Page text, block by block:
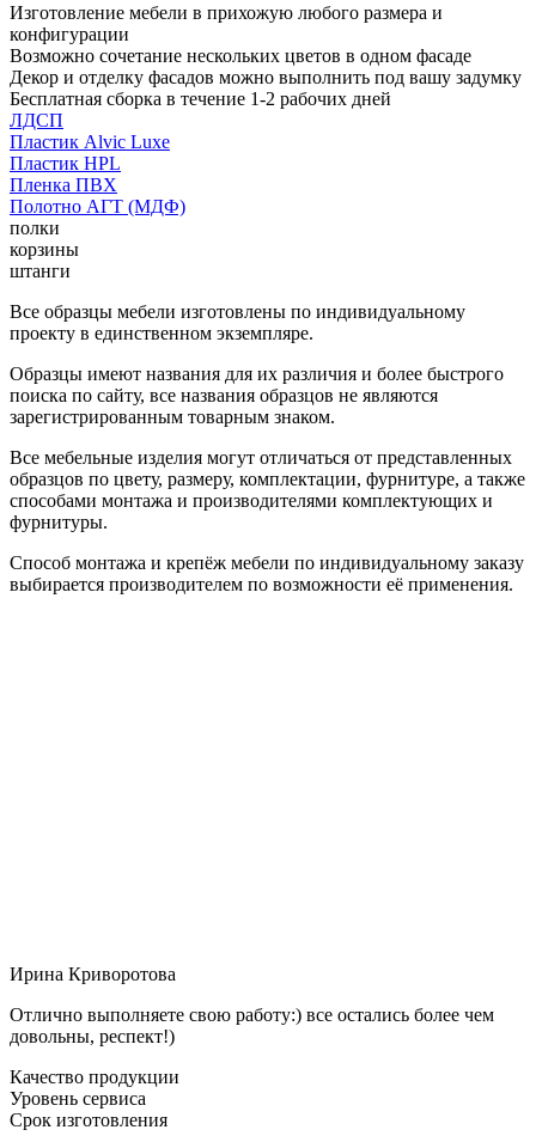
Изготовление мебели в прихожую любого размера и
конфигурации
Возможно сочетание нескольких цветов в одном фасаде
Декор и отделку фасадов можно выполнить под вашу задумку
Бесплатная сборка в течение 1-2 рабочих дней
ЛДСП
Пластик Alvic Luxe
Пластик HPL
Пленка ПВХ
Полотно АГТ (МДФ)
полки
корзины
штанги
Все образцы мебели изготовлены по индивидуальному
проекту в единственном экземпляре.
Образцы имеют названия для их различия и более быстрого
поиска по сайту, все названия образцов не являются
зарегистрированным товарным знаком.
Все мебельные изделия могут отличаться от представленных
образцов по цвету, размеру, комплектации, фурнитуре, а также
способами монтажа и производителями комплектующих и
фурнитуры.
Способ монтажа и крепёж мебели по индивидуальному заказу
выбирается производителем по возможности её применения.
Ирина Криворотова
Отлично выполняете свою работу:) все остались более чем
довольны, респект!)
Качество продукции
Уровень сервиса
Срок изготовления